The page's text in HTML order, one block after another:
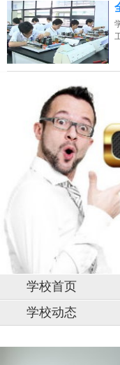
学校首页
学校动态